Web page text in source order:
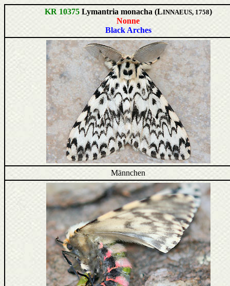
KR 10375 Lymantria monacha (LINNAEUS, 1758)
Nonne
Black Arches
Männchen